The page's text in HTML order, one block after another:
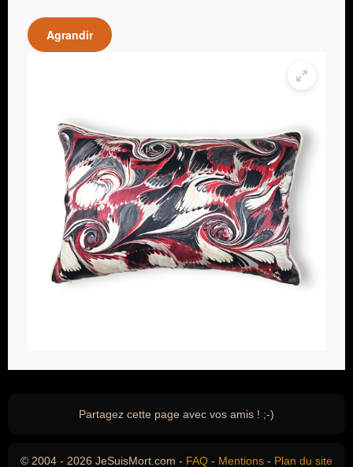
Agrandir
Partagez cette page avec vos amis ! ;-)
© 2004 - 2026 JeSuisMort.com - FAQ - Mentions - Plan du site